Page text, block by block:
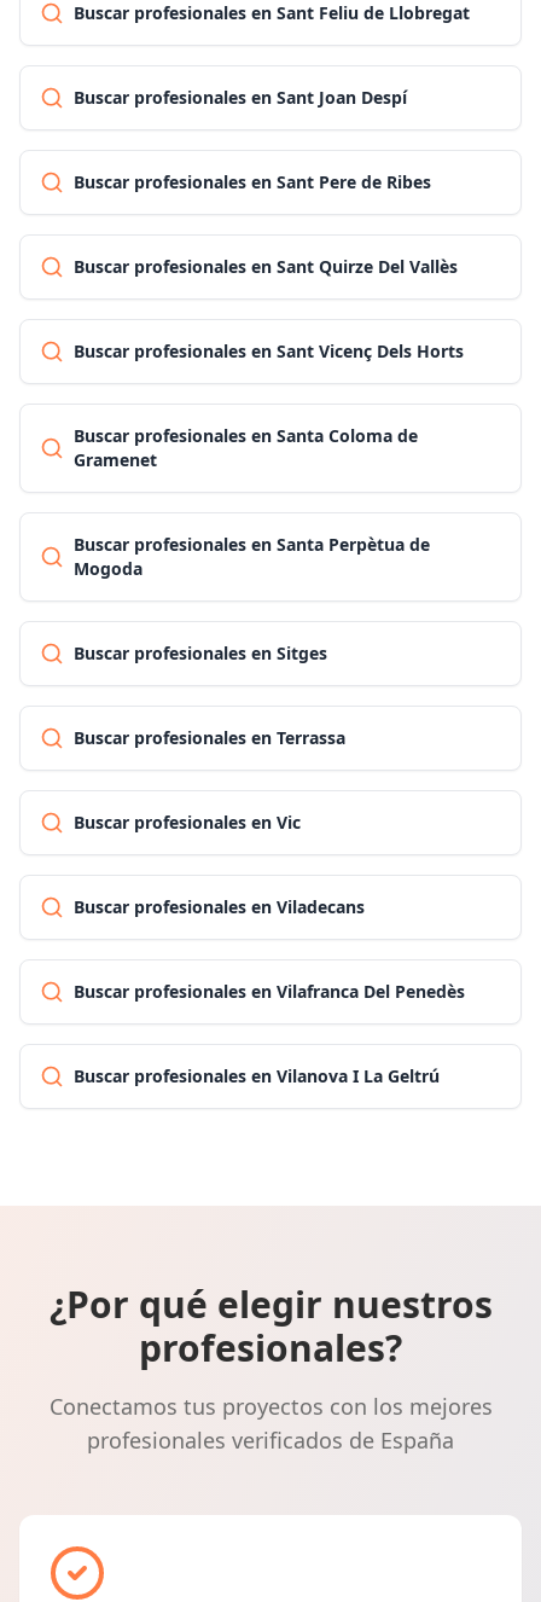
Buscar profesionales en Sant Feliu de Llobregat
Buscar profesionales en Sant Joan Despí
Buscar profesionales en Sant Pere de Ribes
Buscar profesionales en Sant Quirze Del Vallès
Buscar profesionales en Sant Vicenç Dels Horts
Buscar profesionales en Santa Coloma de
Gramenet
Buscar profesionales en Santa Perpètua de
Mogoda
Buscar profesionales en Sitges
Buscar profesionales en Terrassa
Buscar profesionales en Vic
Buscar profesionales en Viladecans
Buscar profesionales en Vilafranca Del Penedès
Buscar profesionales en Vilanova I La Geltrú
¿Por qué elegir nuestros
profesionales?
Conectamos tus proyectos con los mejores
profesionales verificados de España